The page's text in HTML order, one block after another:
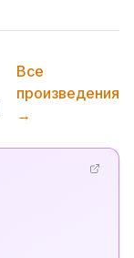
Все
произведения
→